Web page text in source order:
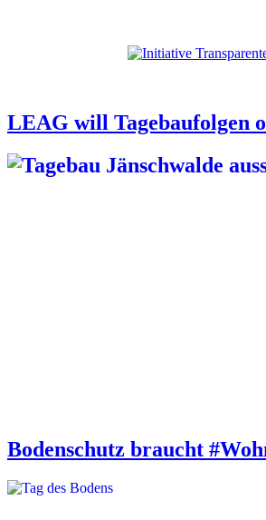
LEAG will Tagebaufolgen
Bodenschutz braucht